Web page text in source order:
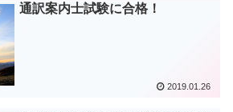
通訳案内士試験に合格！
2019.01.26